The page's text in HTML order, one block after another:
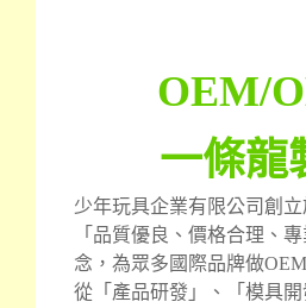
OEM/
一條龍
少年玩具企業有限公司創
「品質優良、價格合理、
念，為眾多國際品牌做
從「產品研發」、「模具